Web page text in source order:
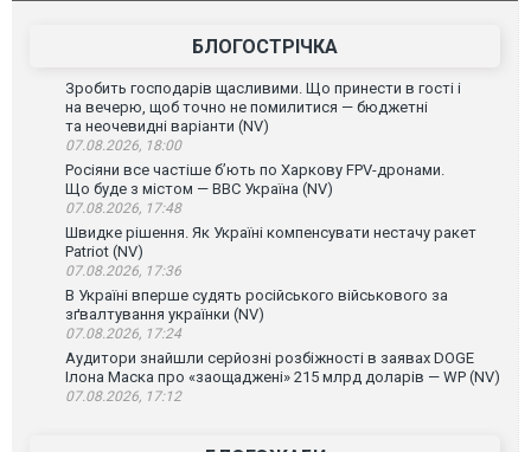
БЛОГОСТРІЧКА
Зробить господарів щасливими. Що принести в гості і
на вечерю, щоб точно не помилитися — бюджетні
та неочевидні варіанти (NV)
07.08.2026, 18:00
Росіяни все частіше бʼють по Харкову FPV-дронами.
Що буде з містом — ВВС Україна (NV)
07.08.2026, 17:48
Швидке рішення. Як Україні компенсувати нестачу ракет
Patriot (NV)
07.08.2026, 17:36
В Україні вперше судять російського військового за
зґвалтування українки (NV)
07.08.2026, 17:24
Аудитори знайшли серйозні розбіжності в заявах DOGE
Ілона Маска про «заощаджені» 215 млрд доларів — WP (NV)
07.08.2026, 17:12